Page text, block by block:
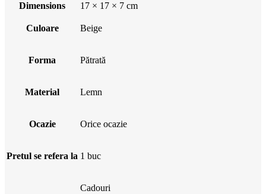
Dimensions
17 × 17 × 7 cm
Culoare Beige
Forma Pătrată
Material Lemn
Ocazie Orice ocazie
Pretul se refera la 1 buc
Cadouri